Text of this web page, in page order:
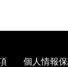
個人情報